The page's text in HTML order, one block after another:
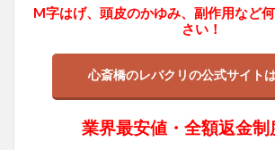
M字はげ、頭皮のかゆみ、副作用など
さい！
心斎橋のレバクリの公式サイト
業界最安値・全額返金制